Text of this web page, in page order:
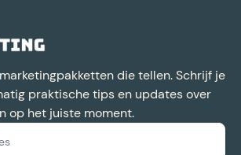
die tellen. Schrijf je
praktische tips en updates over
op het juiste moment.